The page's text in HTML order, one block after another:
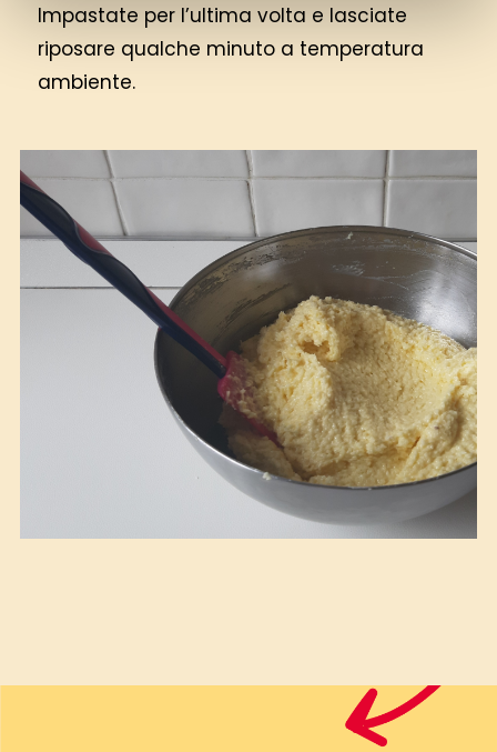
Impastate per l’ultima volta e lasciate
riposare qualche minuto a temperatura
ambiente.